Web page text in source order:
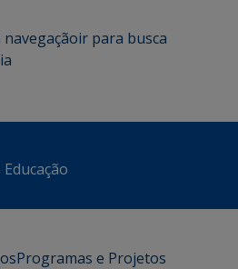
ir para busca
Programas e Projetos